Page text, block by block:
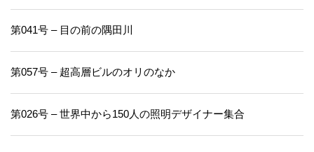
第041号 – 目の前の隅田川
第057号 – 超高層ビルのオリのなか
第026号 – 世界中から150人の照明デザイナー集合